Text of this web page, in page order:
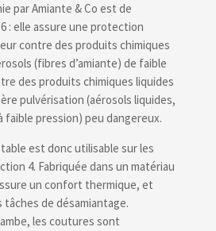
par Amiante & Co est de
: elle assure une protection
contre des produits chimiques
(fibres d’amiante) de faible
des produits chimiques liquides
pulvérisation (aérosols liquides,
faible pression) peu dangereux.
est donc utilisable sur les
4. Fabriquée dans un matériau
un confort thermique, et
de désamiantage.
les coutures sont